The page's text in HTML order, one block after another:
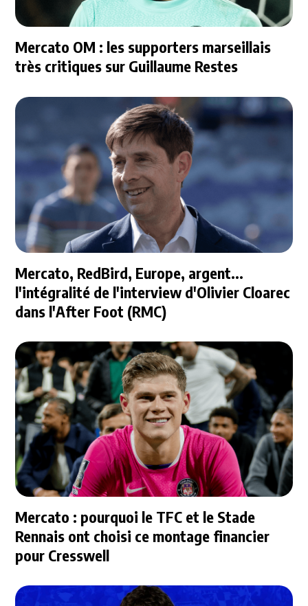
Mercato OM : les supporters marseillais
très critiques sur Guillaume Restes
Mercato, RedBird, Europe, argent...
l'intégralité de l'interview d'Olivier Cloarec
dans l'After Foot (RMC)
Mercato : pourquoi le TFC et le Stade
Rennais ont choisi ce montage financier
pour Cresswell